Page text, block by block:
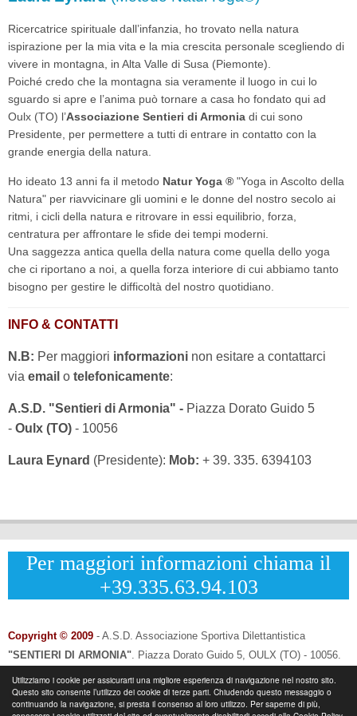
Utilizziamo i cookie per assicurarti una migliore esperienza di navigazione nel nostro sito.
Questo sito consente l’utilizzo dei cookie di terze parti. Chiudendo questo messaggio o
continuando la navigazione, si presta il consenso al loro utilizzo. Per saperne di più,
Ricercatrice spirituale dall’infanzia, ho trovato nella natura
ispirazione per la mia vita e la mia crescita personale scegliendo di
vivere in montagna, in Alta Valle di Susa (Piemonte).
Poiché credo che la montagna sia veramente il luogo in cui lo
sguardo si apre e l’anima può tornare a casa ho fondato qui ad
Oulx (TO) l’Associazione Sentieri di Armonia di cui sono
Presidente, per permettere a tutti di entrare in contatto con la
grande energia della natura.
Ho ideato 13 anni fa il metodo Natur Yoga ® "Yoga in Ascolto della
Natura" per riavvicinare gli uomini e le donne del nostro secolo ai
ritmi, i cicli della natura e ritrovare in essi equilibrio, forza,
centratura per affrontare le sfide dei tempi moderni.
Una saggezza antica quella della natura come quella dello yoga
che ci riportano a noi, a quella forza interiore di cui abbiamo tanto
bisogno per gestire le difficoltà del nostro quotidiano.
INFO & CONTATTI
N.B: Per maggiori informazioni non esitare a contattarci
via email o telefonicamente:
A.S.D. "Sentieri di Armonia" - Piazza Dorato Guido 5
- Oulx (TO) - 10056
Laura Eynard (Presidente): Mob: + 39. 335. 6394103
Per maggiori informazioni chiama il
+39.335.63.94.103
Copyright © 2009 - A.S.D. Associazione Sportiva Dilettantistica
"SENTIERI DI ARMONIA". Piazza Dorato Guido 5, OULX (TO) - 10056.
Info & Contatti:Laura Eynard: +39.335.6394103
-Email: info@sentieridiarmonia.com